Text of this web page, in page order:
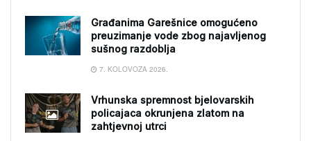
Građanima Garešnice omogućeno
preuzimanje vode zbog najavljenog
sušnog razdoblja
7. KOLOVOZA 2026.
Vrhunska spremnost bjelovarskih
policajaca okrunjena zlatom na
zahtjevnoj utrci